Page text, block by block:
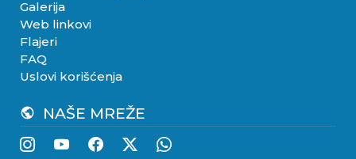
Galerija
Web linkovi
Flajeri
FAQ
Uslovi korišćenja
public NAŠE MREŽE